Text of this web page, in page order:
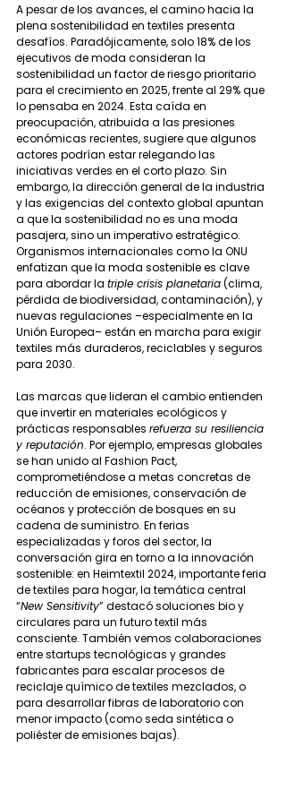
A pesar de los avances, el camino hacia la
plena sostenibilidad en textiles presenta
desafíos. Paradójicamente, solo 18% de los
ejecutivos de moda consideran la
sostenibilidad un factor de riesgo prioritario
para el crecimiento en 2025, frente al 29% que
lo pensaba en 2024. Esta caída en
preocupación, atribuida a las presiones
económicas recientes, sugiere que algunos
actores podrían estar relegando las
iniciativas verdes en el corto plazo. Sin
embargo, la dirección general de la industria
y las exigencias del contexto global apuntan
a que la sostenibilidad no es una moda
pasajera, sino un imperativo estratégico.
Organismos internacionales como la ONU
enfatizan que la moda sostenible es clave
para abordar la triple crisis planetaria (clima,
pérdida de biodiversidad, contaminación), y
nuevas regulaciones –especialmente en la
Unión Europea– están en marcha para exigir
textiles más duraderos, reciclables y seguros
para 2030.
Las marcas que lideran el cambio entienden
que invertir en materiales ecológicos y
prácticas responsables refuerza su resiliencia
y reputación. Por ejemplo, empresas globales
se han unido al Fashion Pact,
comprometiéndose a metas concretas de
reducción de emisiones, conservación de
océanos y protección de bosques en su
cadena de suministro. En ferias
especializadas y foros del sector, la
conversación gira en torno a la innovación
sostenible: en Heimtextil 2024, importante feria
de textiles para hogar, la temática central
“New Sensitivity” destacó soluciones bio y
circulares para un futuro textil más
consciente. También vemos colaboraciones
entre startups tecnológicas y grandes
fabricantes para escalar procesos de
reciclaje químico de textiles mezclados, o
para desarrollar fibras de laboratorio con
menor impacto (como seda sintética o
poliéster de emisiones bajas).